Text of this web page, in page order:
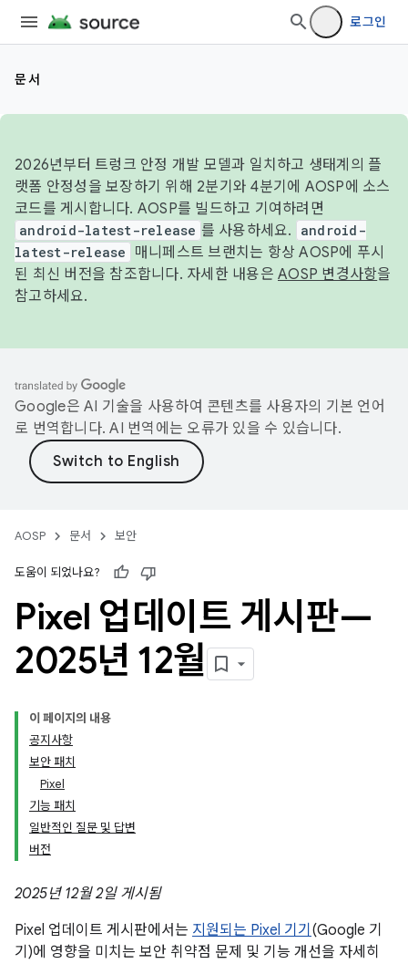
로그인
문서
2026년부터 트렁크 안정 개발 모델과 일치하고 생태계의 플
랫폼 안정성을 보장하기 위해 2분기와 4분기에 AOSP에 소스
코드를 게시합니다. AOSP를 빌드하고 기여하려면
android-latest-release 를 사용하세요.
android-
latest-release
매니페스트 브랜치는 항상 AOSP에 푸시
된 최신 버전을 참조합니다. 자세한 내용은 AOSP 변경사항을
참고하세요.
Google은 AI 기술을 사용하여 콘텐츠를 사용자의 기본 언어
로 번역합니다. AI 번역에는 오류가 있을 수 있습니다.
AOSP 문서 보안
도움이 되었나요?
Pixel 업데이트 게시판—
2025년 12월
이 페이지의 내용
공지사항
보안 패치
Pixel
기능 패치
일반적인 질문 및 답변
버전
2025년 12월 2일 게시됨
Pixel 업데이트 게시판에서는 지원되는 Pixel 기기 (Google 기
기)에 영향을 미치는 보안 취약점 문제 및 기능 개선을 자세히